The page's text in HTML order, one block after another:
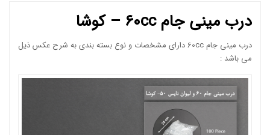
درب مینی جام 60cc – کوشا
درب مینی جام 60cc دارای مشخصات و نوع بسته بندی به شرح عکس ذیل
می باشد :